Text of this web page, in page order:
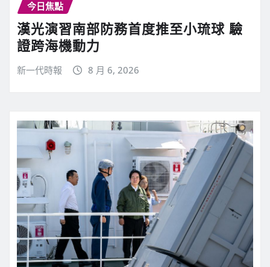
今日焦點
漢光演習南部防務首度推至小琉球 驗
證跨海機動力
新一代時報 8 月 6, 2026